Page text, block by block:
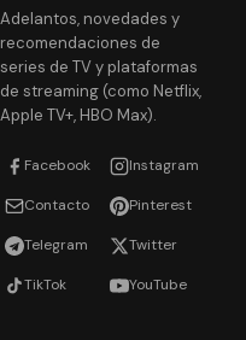
Adelantos, novedades y
recomendaciones de
series de TV y plataformas
de streaming (como Netflix,
Apple TV+, HBO Max).
Facebook Instagram
Contacto Pinterest
Telegram Twitter
TikTok YouTube